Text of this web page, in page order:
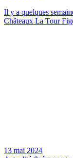
Il y a quelques
Châteaux La Tour
13 mai 2024